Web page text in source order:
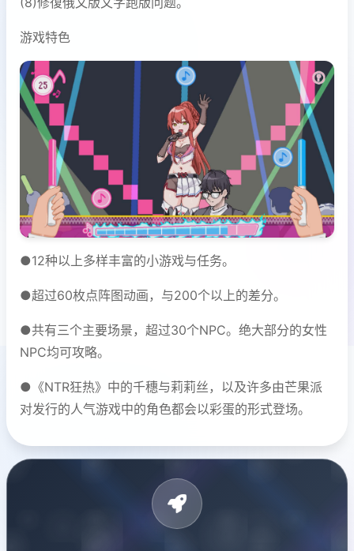
游戏特色
●12种以上多样丰富的小游戏与任务。
●超过60枚点阵图动画，与200个以上的差分。
●共有三个主要场景，超过30个NPC。绝大部分的女性
NPC均可攻略。
●《NTR狂热》中的千穗与莉莉丝，以及许多由芒果派
对发行的人气游戏中的角色都会以彩蛋的形式登场。